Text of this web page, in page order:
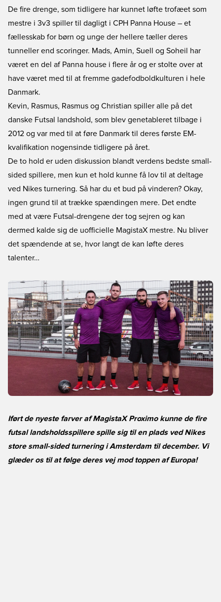
De fire drenge, som tidligere har kunnet løfte trofæet som
mestre i 3v3 spiller til dagligt i CPH Panna House – et
fællesskab for børn og unge der hellere tæller deres
tunneller end scoringer. Mads, Amin, Suell og Soheil har
været en del af Panna house i flere år og er stolte over at
have været med til at fremme gadefodboldkulturen i hele
Danmark.
Kevin, Rasmus, Rasmus og Christian spiller alle på det
danske Futsal landshold, som blev genetableret tilbage i
2012 og var med til at føre Danmark til deres første EM-
kvalifikation nogensinde tidligere på året.
De to hold er uden diskussion blandt verdens bedste small-
sided spillere, men kun et hold kunne få lov til at deltage
ved Nikes turnering. Så har du et bud på vinderen? Okay,
ingen grund til at trække spændingen mere. Det endte
med at være Futsal-drengene der tog sejren og kan
dermed kalde sig de uofficielle MagistaX mestre. Nu bliver
det spændende at se, hvor langt de kan løfte deres
talenter…
Iført de nyeste farver af MagistaX Proximo kunne de fire
futsal landsholdsspillere spille sig til en plads ved Nikes
store small-sided turnering i Amsterdam til december. Vi
glæder os til at følge deres vej mod toppen af Europa!